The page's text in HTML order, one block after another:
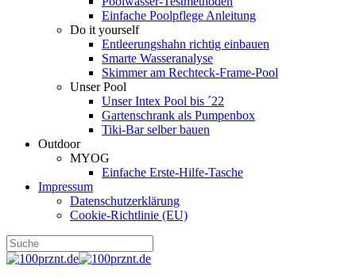
Einfache Poolpflege Anleitung
Do it yourself
Ent­leerungs­hahn richtig einbauen
Smarte Wasseranalyse
Skimmer am Rechteck-Frame-Pool
Unser Pool
Unser Intex Pool bis ´22
Gartenschrank als Pumpenbox
Tiki-Bar selber bauen
Outdoor
MYOG
Einfache Erste-Hilfe-Tasche
Impressum
Datenschutzerklärung
Cookie-Richtlinie (EU)